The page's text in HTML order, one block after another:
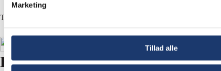
Marketing
Tillad alle
T
Hurtige links